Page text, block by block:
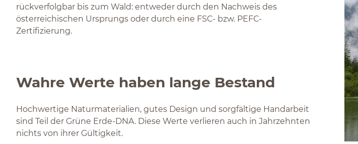
rückverfolgbar bis zum Wald: entweder durch den Nachweis des
österreichischen Ursprungs oder durch eine FSC- bzw. PEFC-
Zertifizierung.
Wahre Werte haben lange Bestand
Hochwertige Naturmaterialien, gutes Design und sorgfältige Handarbeit
sind Teil der Grüne Erde-DNA. Diese Werte verlieren auch in Jahrzehnten
nichts von ihrer Gültigkeit.